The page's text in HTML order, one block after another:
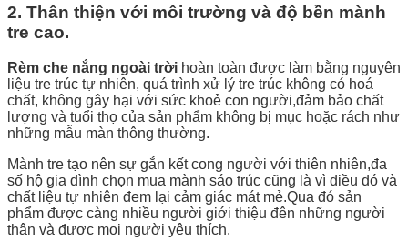
2. Thân thiện với môi trường và độ bền mành
tre cao.
Rèm che nắng ngoài trời hoàn toàn được làm bằng nguyên
liệu tre trúc tự nhiên, quá trình xử lý tre trúc không có hoá
chất, không gây hại với sức khoẻ con người,đảm bảo chất
lượng và tuổi thọ của sản phẩm không bị mục hoặc rách như
những mẫu màn thông thường.
Mành tre tạo nên sự gắn kết cong người với thiên nhiên,đa
số hộ gia đình chọn mua mành sáo trúc cũng là vì điều đó và
chất liệu tự nhiên đem lại cảm giác mát mẻ.Qua đó sản
phẩm được càng nhiều người giới thiệu đên những người
thân và được mọi người yêu thích.